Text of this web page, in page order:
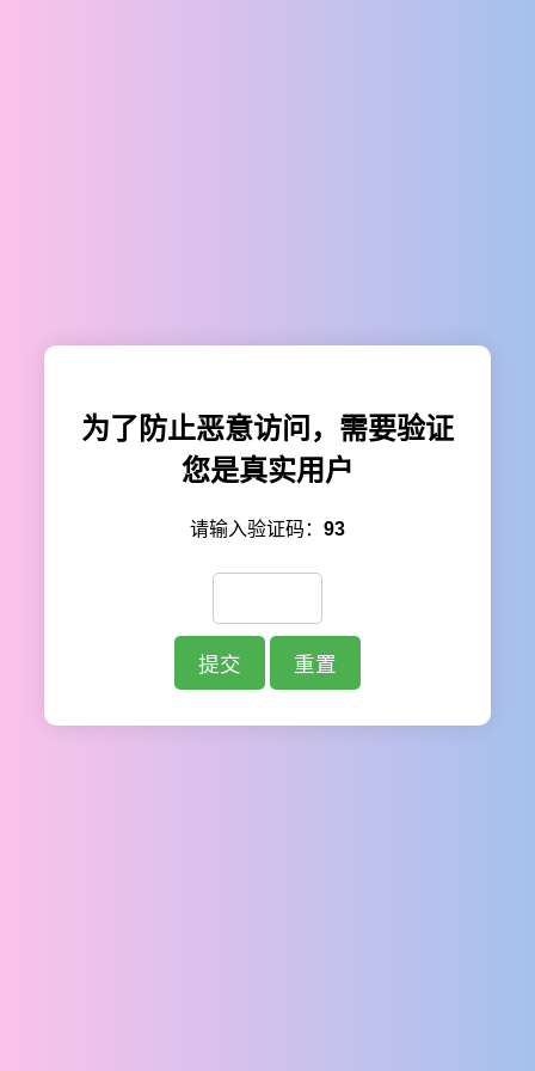
为了防止恶意访问，需要验证
您是真实用户
请输入验证码： 93
提交 重置